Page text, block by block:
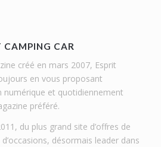
CAMPING CAR
créé en mars 2007, Esprit
en vous proposant
numérique et quotidiennement
préféré.
du plus grand site d’offres de
désormais leader dans